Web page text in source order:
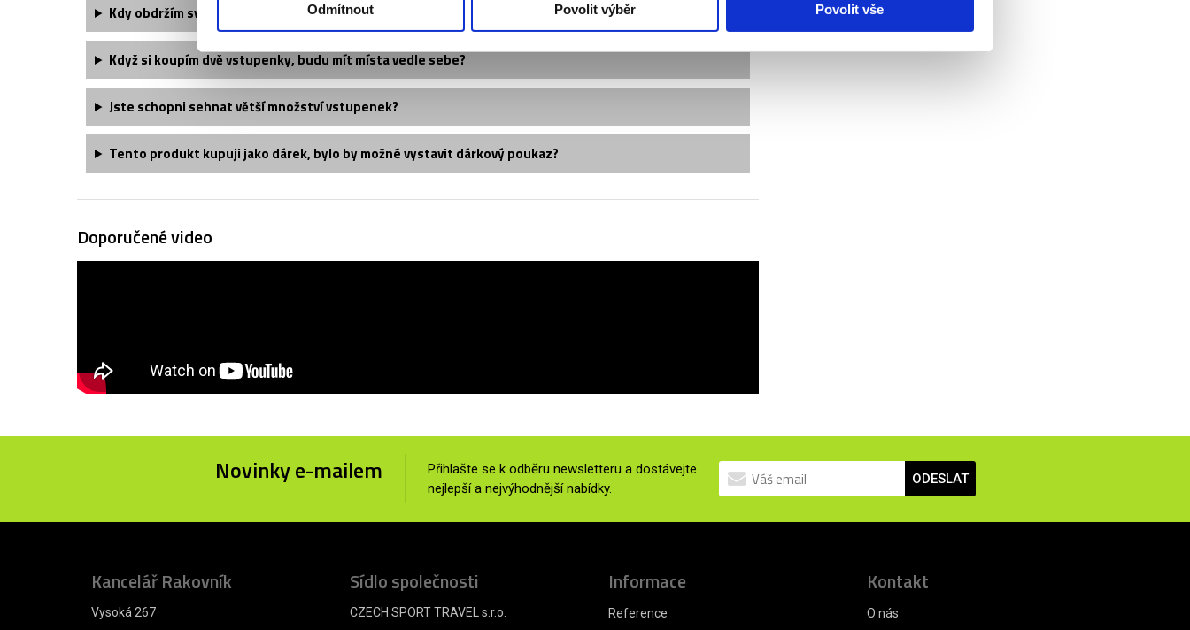
Odmítnout Povolit výběr Povolit vše
Kdy obdržím své vstupenky?
Když si koupím dvě vstupenky, budu mít místa vedle sebe?
Jste schopni sehnat větší množství vstupenek?
Tento produkt kupuji jako dárek, bylo by možné vystavit dárkový poukaz?
Doporučené video
Novinky e-mailem
Přihlašte se k odběru newsletteru a dostávejte
nejlepší a nejvýhodnější nabídky.
ODESLAT
Kancelář Rakovník
Vysoká 267
Sídlo společnosti
CZECH SPORT TRAVEL s.r.o.
Informace
Reference
Kontakt
O nás